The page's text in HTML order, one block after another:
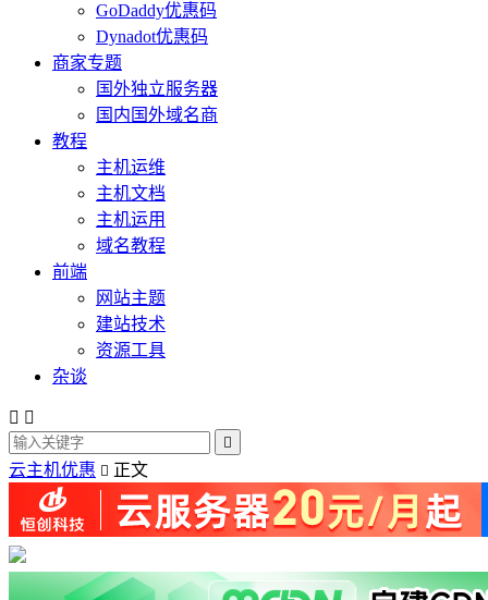
GoDaddy优惠码
Dynadot优惠码
商家专题
国外独立服务器
国内国外域名商
教程
主机运维
主机文档
主机运用
域名教程
前端
网站主题
建站技术
资源工具
杂谈
 

云主机优惠  正文